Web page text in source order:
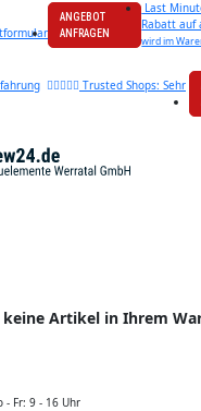
ANGEBOT
ANFRAGEN
Last
Rabatt auf
wird im
Trusted Shops: Sehr
keine Artikel in Ihrem
- Fr: 9 - 16 Uhr